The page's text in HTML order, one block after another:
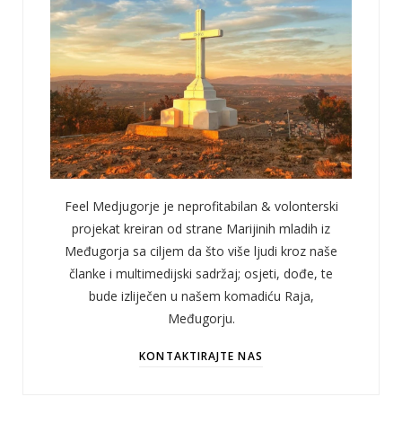
Feel Medjugorje je neprofitabilan & volonterski
projekat kreiran od strane Marijinih mladih iz
Međugorja sa ciljem da što više ljudi kroz naše
članke i multimedijski sadržaj; osjeti, dođe, te
bude izliječen u našem komadiću Raja,
Međugorju.
KONTAKTIRAJTE NAS